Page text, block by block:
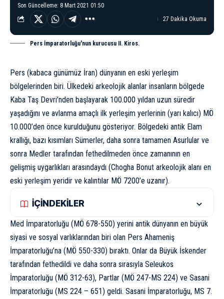
Son Güncelleme: 8 Mart 2021 01:50
27 Dakika Okuma
Pers İmparatorluğu'nun kurucusu II. Kiros.
Pers (kabaca günümüz İran) dünyanın en eski yerleşim
bölgelerinden biri. Ülkedeki arkeolojik alanlar insanların bölgede
Kaba Taş Devri’nden başlayarak 100.000 yıldan uzun süredir
yaşadığını ve avlanma amaçlı ilk yerleşim yerlerinin (yarı kalıcı) MÖ
10.000’den önce kurulduğunu gösteriyor. Bölgedeki antik Elam
krallığı, bazı kısımları Sümerler, daha sonra tamamen Asurlular ve
sonra Medler tarafından fethedilmeden önce zamanının en
gelişmiş uygarlıkları arasındaydı (Chogha Bonut arkeolojik alanı en
eski yerleşim yeridir ve kalıntılar MÖ 7200’e uzanır).
İÇİNDEKİLER
Med İmparatorluğu (MÖ 678-550) yerini antik dünyanın en büyük
siyasi ve sosyal varlıklarından biri olan Pers Ahameniş
İmparatorluğu’na (MÖ 550-330) bıraktı. Onlar da Büyük İskender
tarafından fethedildi ve daha sonra sırasıyla Seleukos
İmparatorluğu (MÖ 312-63), Partlar (MÖ 247-MS 224) ve Sasani
İmparatorluğu (MS 224 – 651) geldi. Sasani İmparatorluğu, MS 7.